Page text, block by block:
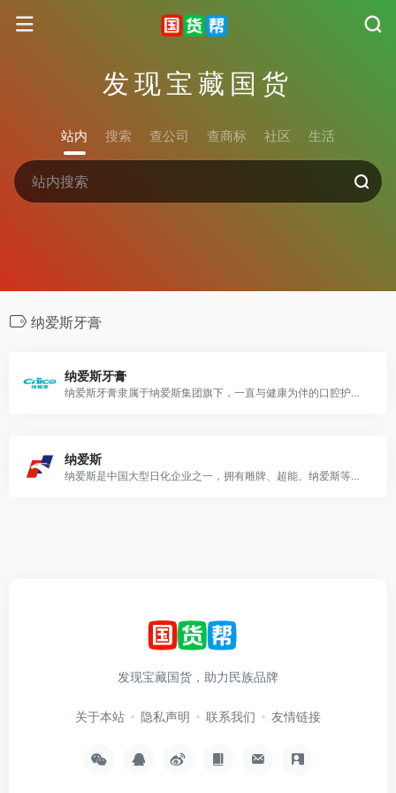
发现宝藏国货
站内 搜索 查公司 查商标 社区 生活
纳爱斯牙膏
纳爱斯牙膏
纳爱斯牙膏隶属于纳爱斯集团旗下，一直与健康为伴的口腔护理品牌。
纳爱斯
纳爱斯是中国大型日化企业之一，拥有雕牌、超能、纳爱斯等中国日用品品牌。
发现宝藏国货，助力民族品牌
关于本站 隐私声明 联系我们 友情链接